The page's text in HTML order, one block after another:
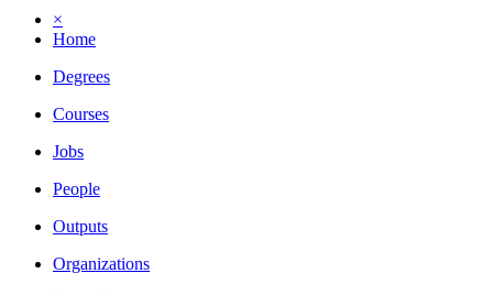
×
Home
Degrees
Courses
Jobs
People
Outputs
Organizations